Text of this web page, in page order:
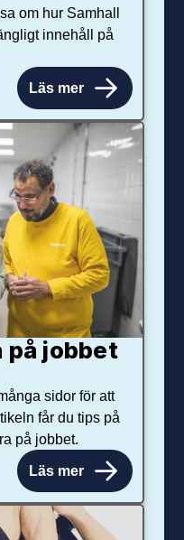
om hur Samhall
innehåll på
Läs mer
på jobbet
sidor för att
får du tips på
på jobbet.
Läs mer